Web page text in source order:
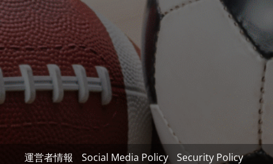
運営者情報 Social Media Policy Security Policy